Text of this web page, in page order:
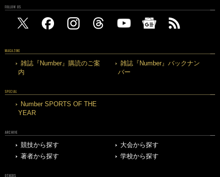
FOLLOW US
MAGAZINE
雑誌『Number』購読のご案
内
雑誌『Number』バックナン
バー
SPECIAL
Number SPORTS OF THE
YEAR
ARCHIVE
競技から探す
大会から探す
著者から探す
学校から探す
OTHERS